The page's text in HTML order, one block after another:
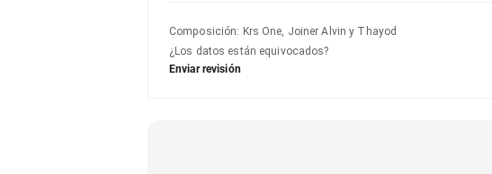
Composición: Krs One, Joiner Alvin y Thayod
¿Los datos están equivocados?
Enviar revisión